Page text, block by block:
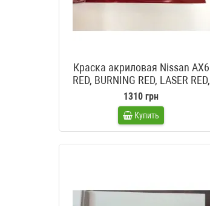
Краска акриловая Nissan AX6
RED, BURNING RED, LASER RED,
REDLINE, HIBISKUSROT
1310 грн
Купить